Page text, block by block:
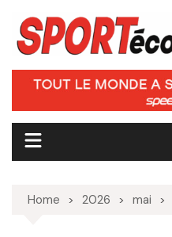
content
Home 2026 mai